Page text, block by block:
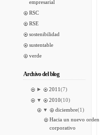
empresarial
RSC
RSE
sostenibilidad
sustentable
verde
Archivo del blog
► 2011(7)
▼
2010(10)
▼
diciembre(1)
Hacia un nuevo orden
corporativo